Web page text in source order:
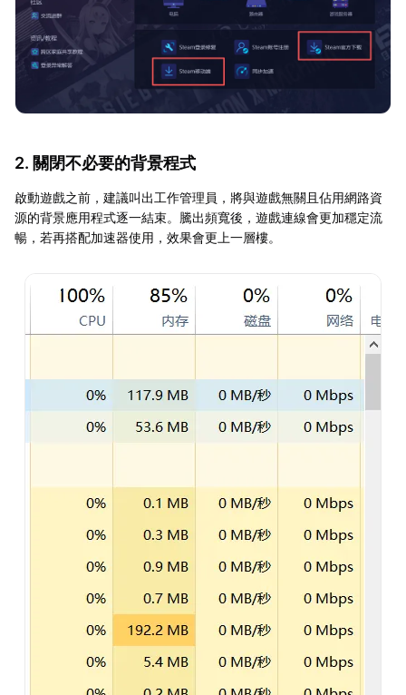
2. 關閉不必要的背景程式
啟動遊戲之前，建議叫出工作管理員，將與遊戲無關且佔用網路資
源的背景應用程式逐一結束。騰出頻寬後，遊戲連線會更加穩定流
暢，若再搭配加速器使用，效果會更上一層樓。